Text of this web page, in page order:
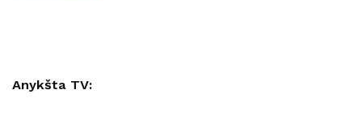
Anykšta TV: